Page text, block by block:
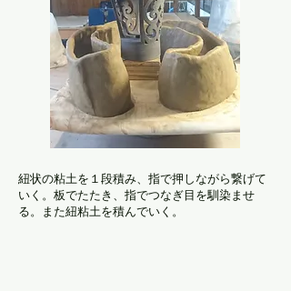
紐状の粘土を１段積み、指で押しながら繋げて
いく。板でたたき、指でつなぎ目を馴染ませ
る。また紐粘土を積んでいく。